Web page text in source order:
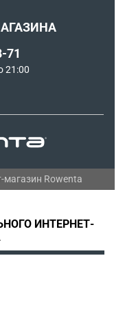
71
21:00
Rowenta
ИНТЕРНЕТ-